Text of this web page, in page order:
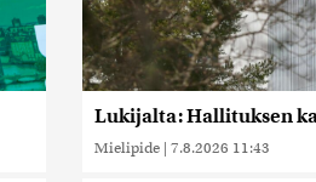
Lukijalta: Hallituksen
Mielipide | 7.8.2026 11:43